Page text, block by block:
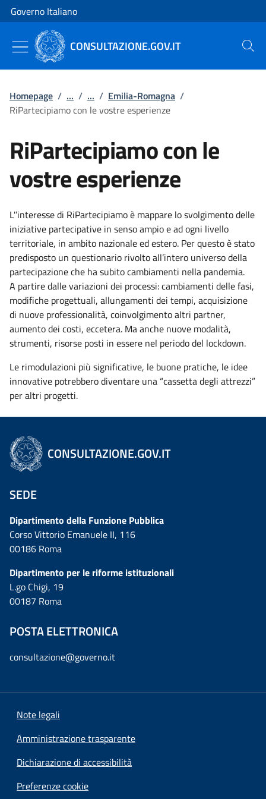
Vai al contenuto
Vai alla navigazione del sito
Governo Italiano
CONSULTAZIONE.GOV.IT Cerca
Homepage / ... / ... / Emilia-Romagna /
RiPartecipiamo con le vostre esperienze
RiPartecipiamo con le
vostre esperienze
L'’interesse di RiPartecipiamo è mappare lo svolgimento delle
iniziative partecipative in senso ampio e ad ogni livello
territoriale, in ambito nazionale ed estero. Per questo è stato
predisposto un questionario rivolto all’intero universo della
partecipazione che ha subito cambiamenti nella pandemia.
A partire dalle variazioni dei processi: cambiamenti delle fasi,
modifiche progettuali, allungamenti dei tempi, acquisizione
di nuove professionalità, coinvolgimento altri partner,
aumento dei costi, eccetera. Ma anche nuove modalità,
strumenti, risorse posti in essere nel periodo del lockdown.
Le rimodulazioni più significative, le buone pratiche, le idee
innovative potrebbero diventare una “cassetta degli attrezzi”
per altri progetti.
CONSULTAZIONE.GOV.IT
SEDE
Dipartimento della Funzione Pubblica
Corso Vittorio Emanuele II, 116
00186 Roma
Dipartimento per le riforme istituzionali
L.go Chigi, 19
00187 Roma
POSTA ELETTRONICA
consultazione@governo.it
Note legali
Amministrazione trasparente
Dichiarazione di accessibilità
Preferenze cookie